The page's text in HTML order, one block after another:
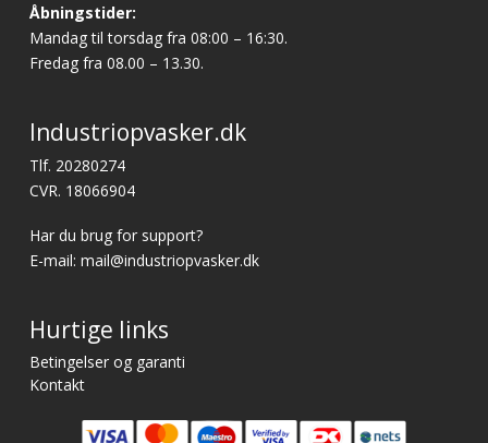
Åbningstider:
Mandag til torsdag fra 08:00 – 16:30.
Fredag fra 08.00 – 13.30.
Industriopvasker.dk
Tlf. 20280274
CVR. 18066904
Har du brug for support?
E-mail: mail@industriopvasker.dk
Hurtige links
Betingelser og garanti
Kontakt